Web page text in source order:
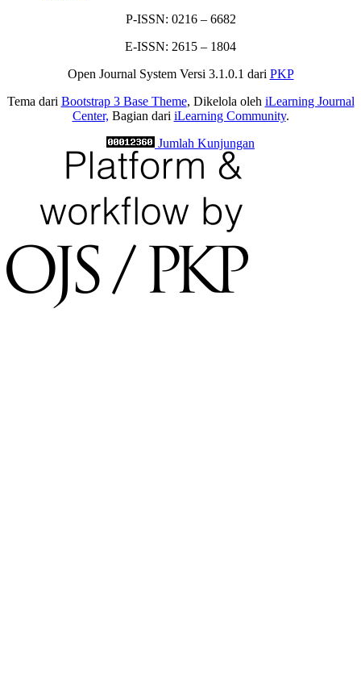
P-ISSN: 0216 – 6682
E-ISSN: 2615 – 1804
Open Journal System Versi 3.1.0.1 dari PKP
Tema dari Bootstrap 3 Base Theme, Dikelola oleh iLearning Journal
Center, Bagian dari iLearning Community.
Jumlah Kunjungan